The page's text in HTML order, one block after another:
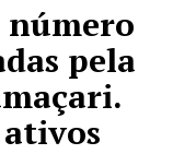
número
pela
ativos